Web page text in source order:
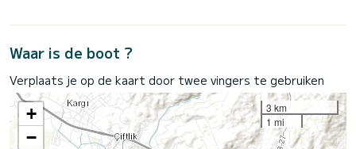
Waar is de boot ?
Verplaats je op de kaart door twee vingers te gebruiken
+
−
3 km
1 mi